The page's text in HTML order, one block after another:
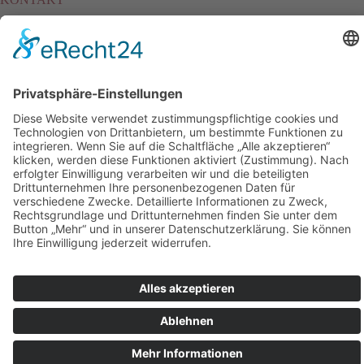
Baggerbetrieb Windschiegl GmbH & Co. KG
Mühlenweg 4
92670 Windischeschenbach
0170 768 790 9
info@baggerbetrieb-windschiegl.de
RECHTLICHES
Impressum
Datenschutz
Cookie-Einstellungen
PARTNER